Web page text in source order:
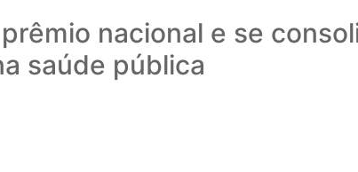
nacional e se
saúde pública